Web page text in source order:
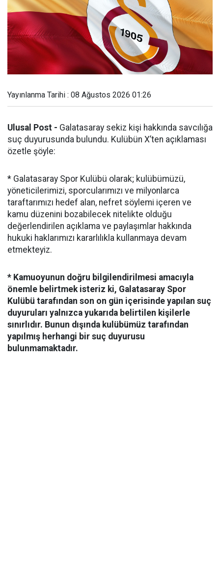
Yayınlanma Tarihi : 08 Ağustos 2026 01:26
Ulusal Post - Galatasaray sekiz kişi hakkında savcılığa
suç duyurusunda bulundu. Kulübün X’ten açıklaması
özetle şöyle:
* Galatasaray Spor Kulübü olarak; kulübümüzü,
yöneticilerimizi, sporcularımızı ve milyonlarca
taraftarımızı hedef alan, nefret söylemi içeren ve
kamu düzenini bozabilecek nitelikte olduğu
değerlendirilen açıklama ve paylaşımlar hakkında
hukuki haklarımızı kararlılıkla kullanmaya devam
etmekteyiz.
* Kamuoyunun doğru bilgilendirilmesi amacıyla
önemle belirtmek isteriz ki, Galatasaray Spor
Kulübü tarafından son on gün içerisinde yapılan suç
duyuruları yalnızca yukarıda belirtilen kişilerle
sınırlıdır. Bunun dışında kulübümüz tarafından
yapılmış herhangi bir suç duyurusu
bulunmamaktadır.